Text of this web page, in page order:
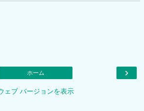
›
ホーム
ェブ バージョンを表示